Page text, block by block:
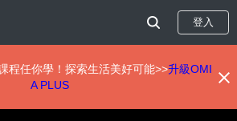
登入
程任你學！探索生活美好可能>>升級OMI
A PLUS